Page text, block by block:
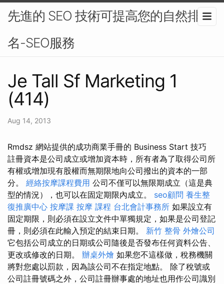
先進的 SEO 技術可提高您的自然排
名-SEO服務
Je Tall Sf Marketing 1
(414)
Aug 14, 2013
Rmdsz 網站提供的成功商業手冊的 Business Start 技巧
註冊資本是公司成立或增加資本時，所有者為了取得公司所
有權或增加現有股權而無期限地向公司撥出的資本的一部
分。 經絡按摩課程費用 公司不僅可以無限期成立（這是典
型的情況），也可以在固定期限內成立。 seo顧問 養生整
復推廣中心 按摩課 按摩 課程 台北會計事務所 如果設立有
固定期限，則必須在設立文件中單獨規定，如果是公司登記
冊，則必須在此輸入預定的結束日期。 新竹 整骨 外燴公司
它包括公司成立的日期或公司隨後是否發布任何資料公告、
更改或修改的日期。 辦桌外燴 如果您不這樣做，稅務機關
將對您處以罰款，因為該公司不在指定地點。 除了稅號或
公司註冊號碼之外，公司註冊辦事處的地址也用作公司識別